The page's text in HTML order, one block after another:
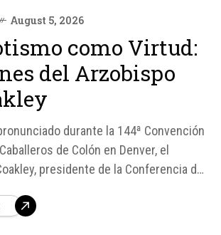
August 5, 2026
como Virtud:
del Arzobispo
durante la 144ª Convención
de Colón en Denver, el
presidente de la Conferencia de
virtud del patriotismo. Estableció una